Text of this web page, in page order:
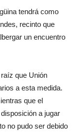
tendrá como
recinto que
un encuentro
que Unión
a esta medida.
que el
a jugar
no pudo ser debido